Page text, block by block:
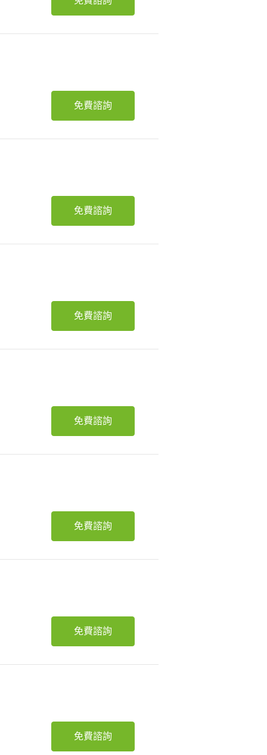
免費諮詢
免費諮詢
免費諮詢
免費諮詢
免費諮詢
免費諮詢
免費諮詢